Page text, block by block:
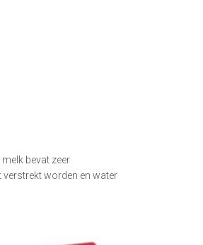
bevat zeer
verstrekt worden en water